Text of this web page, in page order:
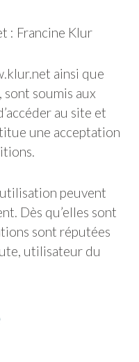
: Francine Klur
ainsi que
soumis aux
au site et
une acceptation
peuvent
Dès qu’elles sont
sont réputées
utilisateur du